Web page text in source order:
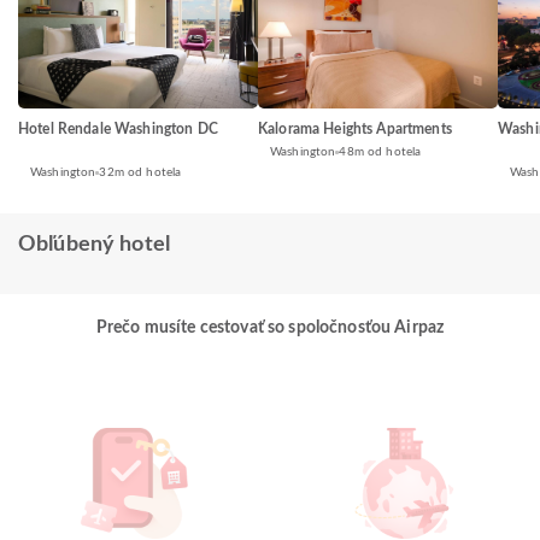
Hotel Rendale Washington DC
Washington 32m od hotela
Kalorama Heights Apartments
Washington 48m od hotela
Obľúbený hotel
Prečo musíte cestovať so spoločnosťou Airpaz